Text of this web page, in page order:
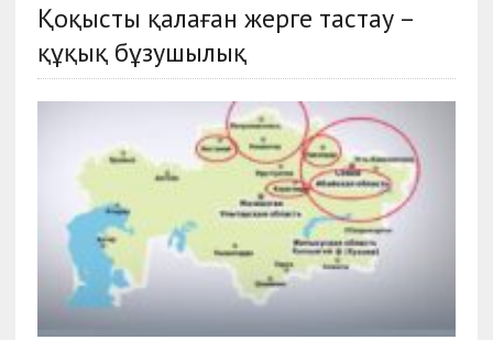
Қоқысты қалаған жерге тастау –
құқық бұзушылық